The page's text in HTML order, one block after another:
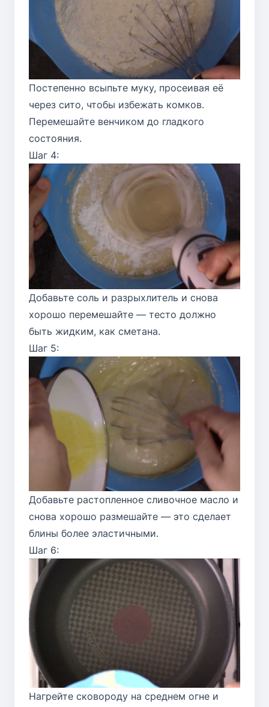
Постепенно всыпьте муку, просеивая её
через сито, чтобы избежать комков.
Перемешайте венчиком до гладкого
состояния.
Шаг 4:
Добавьте соль и разрыхлитель и снова
хорошо перемешайте — тесто должно
быть жидким, как сметана.
Шаг 5:
Добавьте растопленное сливочное масло и
снова хорошо размешайте — это сделает
блины более эластичными.
Шаг 6:
Нагрейте сковороду на среднем огне и